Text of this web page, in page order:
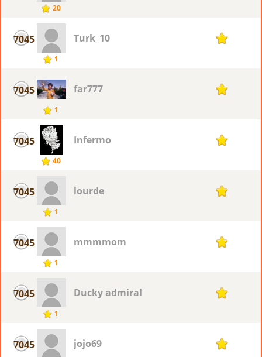
20
7045
1
Turk_10 1
7045
1
far777 1
7045
40
Infermo 1
7045
1
lourde 1
7045
1
mmmmom 1
7045
1
Ducky admiral 1
7045 jojo69 1